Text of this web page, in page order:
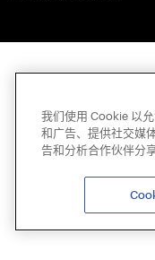
我们使用 Cookie 以
和广告、提供社交媒
告和分析合作伙伴分